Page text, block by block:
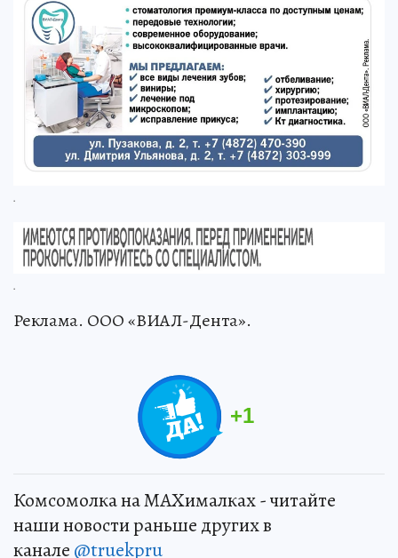
.
.
Реклама. ООО «ВИАЛ-Дента».
+1
Комсомолка на MAXималках - читайте
наши новости раньше других в
канале @truekpru